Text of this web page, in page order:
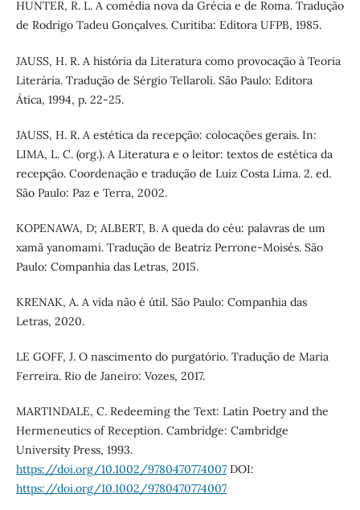
HUNTER, R. L. A comédia nova da Grécia e de Roma. Tradução
de Rodrigo Tadeu Gonçalves. Curitiba: Editora UFPB, 1985.
JAUSS, H. R. A história da Literatura como provocação à Teoria
Literária. Tradução de Sérgio Tellaroli. São Paulo: Editora
Ática, 1994, p. 22-25.
JAUSS, H. R. A estética da recepção: colocações gerais. In:
LIMA, L. C. (org.). A Literatura e o leitor: textos de estética da
recepção. Coordenação e tradução de Luiz Costa Lima. 2. ed.
São Paulo: Paz e Terra, 2002.
KOPENAWA, D; ALBERT, B. A queda do céu: palavras de um
xamã yanomami. Tradução de Beatriz Perrone-Moisés. São
Paulo: Companhia das Letras, 2015.
KRENAK, A. A vida não é útil. São Paulo: Companhia das
Letras, 2020.
LE GOFF, J. O nascimento do purgatório. Tradução de Maria
Ferreira. Rio de Janeiro: Vozes, 2017.
MARTINDALE, C. Redeeming the Text: Latin Poetry and the
Hermeneutics of Reception. Cambridge: Cambridge
University Press, 1993.
https://doi.org/10.1002/9780470774007DOI:
https://doi.org/10.1002/9780470774007